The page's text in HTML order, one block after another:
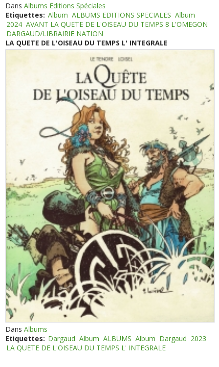
DansAlbums Editions Spéciales
Etiquettes: Album ALBUMS EDITIONS SPECIALES Album
2024 AVANT LA QUETE DE L'OISEAU DU TEMPS 8 L'OMEGON
DARGAUD/LIBRAIRIE NATION
LA QUETE DE L'OISEAU DU TEMPS L' INTEGRALE
DansAlbums
Etiquettes: Dargaud Album ALBUMS Album Dargaud 2023
LA QUETE DE L'OISEAU DU TEMPS L' INTEGRALE